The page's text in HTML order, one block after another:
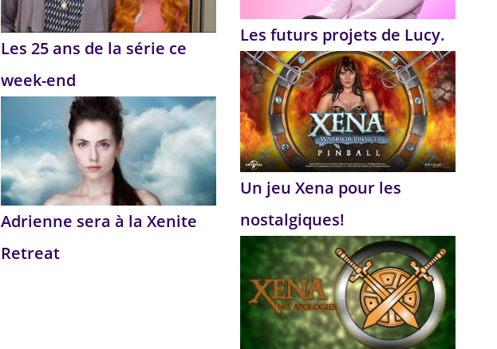
Les 25 ans de la série ce
week-end
Adrienne sera à la Xenite
Retreat
Les futurs projets de Lucy.
Un jeu Xena pour les
nostalgiques!